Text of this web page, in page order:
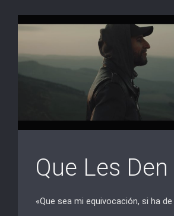
Que Les Den
«Que sea mi equivocación, si ha